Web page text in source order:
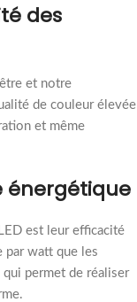
des
et notre
de couleur élevée
et même
énergétique
est leur efficacité
par watt que les
permet de réaliser